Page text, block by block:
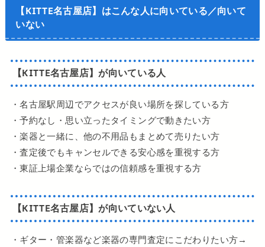
【KITTE名古屋店】はこんな人に向いている／向いて
いない
【KITTE名古屋店】が向いている人
・名古屋駅周辺でアクセスが良い場所を探している方
・予約なし・思い立ったタイミングで動きたい方
・楽器と一緒に、他の不用品もまとめて売りたい方
・査定後でもキャンセルできる安心感を重視する方
・東証上場企業ならではの信頼感を重視する方
【KITTE名古屋店】が向いていない人
・ギター・管楽器など楽器の専門査定にこだわりたい方→